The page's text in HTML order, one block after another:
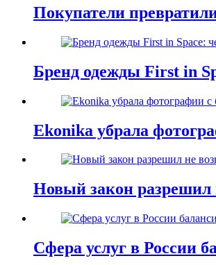
Покупатели
Бренд одежды First in
Ekonika убрала
Новый закон
Сфера услуг в России